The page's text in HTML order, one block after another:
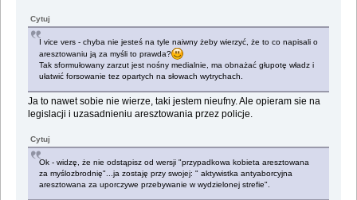
Cytuj
I vice vers - chyba nie jesteś na tyle naiwny żeby wierzyć, że to co napisali o
aresztowaniu ją za myśli to prawda?
Tak sformułowany zarzut jest nośny medialnie, ma obnażać głupotę władz i
ułatwić forsowanie tez opartych na słowach wytrychach.
Ja to nawet sobie nie wierze, taki jestem nieufny. Ale opieram sie na
legislacji i uzasadnieniu aresztowania przez policje.
Cytuj
Ok - widzę, że nie odstąpisz od wersji "przypadkowa kobieta aresztowana
za myślozbrodnię"...ja zostaję przy swojej: " aktywistka antyaborcyjna
aresztowana za uporczywe przebywanie w wydzielonej strefie".